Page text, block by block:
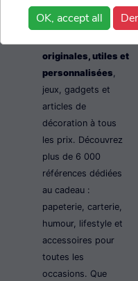
boutique
spécialisée dans
originales, utiles et
personnalisées,
jeux, gadgets et
articles de
décoration à tous
les prix. Découvrez
plus de 6 000
références dédiées
au cadeau :
papeterie, carterie,
humour, lifestyle et
accessoires pour
toutes les
occasions. Que
OK, accept all